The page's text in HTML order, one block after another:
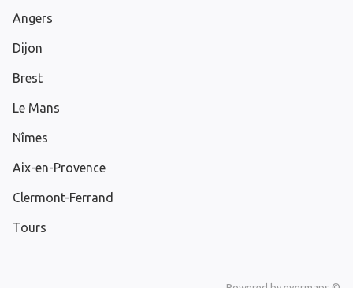
Angers
Dijon
Brest
Le Mans
Nîmes
Aix-en-Provence
Clermont-Ferrand
Tours